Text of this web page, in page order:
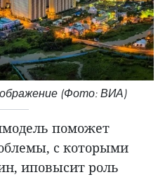
(Фото: ВИА)
поможет
с которыми
иповысит роль